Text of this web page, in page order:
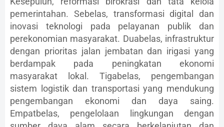
pemerintahan. Sebelas, transformasi digital dan
inovasi teknologi pada pelayanan publik dan
perekonomian masyarakat. Duabelas, infrastruktur
dengan prioritas jalan jembatan dan irigasi yang
berdampak pada peningkatan ekonomi
masyarakat lokal. Tigabelas, pengembangan
sistem logistik dan transportasi yang mendukung
pengembangan ekonomi dan daya saing.
Empatbelas, pengelolaan lingkungan dengan